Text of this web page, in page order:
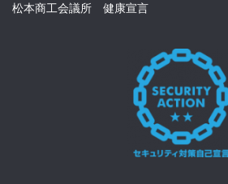
松本商工会議所 健康宣言